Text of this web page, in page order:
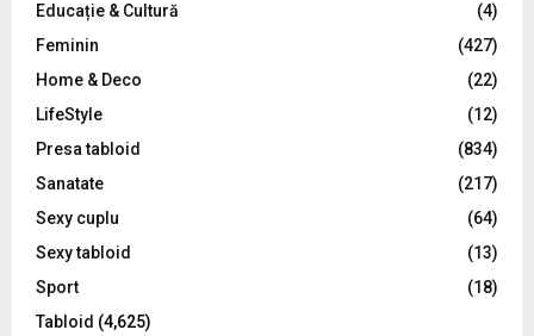
Educație & Cultură
(4)
Feminin
(427)
Home & Deco
(22)
LifeStyle
(12)
Presa tabloid
(834)
Sanatate
(217)
Sexy cuplu
(64)
Sexy tabloid
(13)
Sport
(18)
Tabloid (4,625)